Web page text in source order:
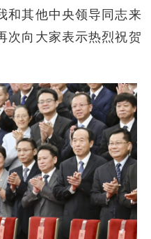
和其他中央领导同志来
次向大家表示热烈祝贺